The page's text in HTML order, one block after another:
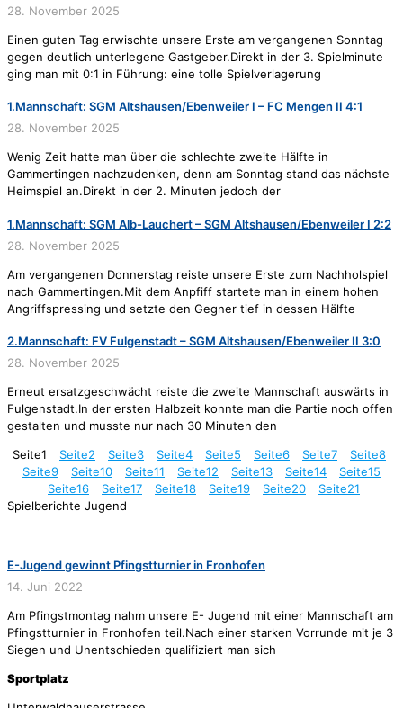
28. November 2025
Einen guten Tag erwischte unsere Erste am vergangenen Sonntag
gegen deutlich unterlegene Gastgeber.Direkt in der 3. Spielminute
ging man mit 0:1 in Führung: eine tolle Spielverlagerung
1.Mannschaft: SGM Altshausen/Ebenweiler I – FC Mengen II 4:1
28. November 2025
Wenig Zeit hatte man über die schlechte zweite Hälfte in
Gammertingen nachzudenken, denn am Sonntag stand das nächste
Heimspiel an.Direkt in der 2. Minuten jedoch der
1.Mannschaft: SGM Alb-Lauchert – SGM Altshausen/Ebenweiler I 2:2
28. November 2025
Am vergangenen Donnerstag reiste unsere Erste zum Nachholspiel
nach Gammertingen.Mit dem Anpfiff startete man in einem hohen
Angriffspressing und setzte den Gegner tief in dessen Hälfte
2.Mannschaft: FV Fulgenstadt – SGM Altshausen/Ebenweiler II 3:0
28. November 2025
Erneut ersatzgeschwächt reiste die zweite Mannschaft auswärts in
Fulgenstadt.In der ersten Halbzeit konnte man die Partie noch offen
gestalten und musste nur nach 30 Minuten den
Seite1 Seite2 Seite3 Seite4 Seite5 Seite6 Seite7 Seite8
Seite9 Seite10 Seite11 Seite12 Seite13 Seite14 Seite15
Seite16 Seite17 Seite18 Seite19 Seite20 Seite21
Spielberichte Jugend
E-Jugend gewinnt Pfingstturnier in Fronhofen
14. Juni 2022
Am Pfingstmontag nahm unsere E- Jugend mit einer Mannschaft am
Pfingstturnier in Fronhofen teil.Nach einer starken Vorrunde mit je 3
Siegen und Unentschieden qualifiziert man sich
Sportplatz